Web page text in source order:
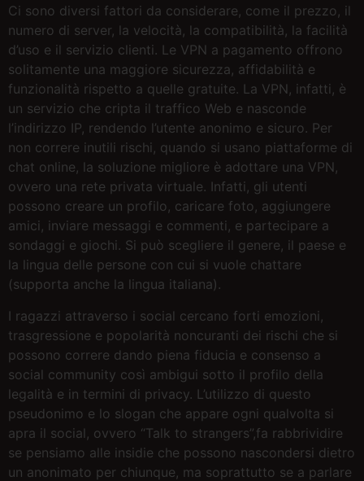
Ci sono diversi fattori da considerare, come il prezzo, il
numero di server, la velocità, la compatibilità, la facilità
d’uso e il servizio clienti. Le VPN a pagamento offrono
solitamente una maggiore sicurezza, affidabilità e
funzionalità rispetto a quelle gratuite. La VPN, infatti, è
un servizio che cripta il traffico Web e nasconde
l’indirizzo IP, rendendo l’utente anonimo e sicuro. Per
non correre inutili rischi, quando si usano piattaforme di
chat online, la soluzione migliore è adottare una VPN,
ovvero una rete privata virtuale. Infatti, gli utenti
possono creare un profilo, caricare foto, aggiungere
amici, inviare messaggi e commenti, e partecipare a
sondaggi e giochi. Si può scegliere il genere, il paese e
la lingua delle persone con cui si vuole chattare
(supporta anche la lingua italiana).
I ragazzi attraverso i social cercano forti emozioni,
trasgressione e popolarità noncuranti dei rischi che si
possono correre dando piena fiducia e consenso a
social community così ambigui sotto il profilo della
legalità e in termini di privacy. L’utilizzo di questo
pseudonimo e lo slogan che appare ogni qualvolta si
apra il social, ovvero “Talk to strangers”,fa rabbrividire
se pensiamo alle insidie che possono nascondersi dietro
un anonimato per chiunque, ma soprattutto se a parlare